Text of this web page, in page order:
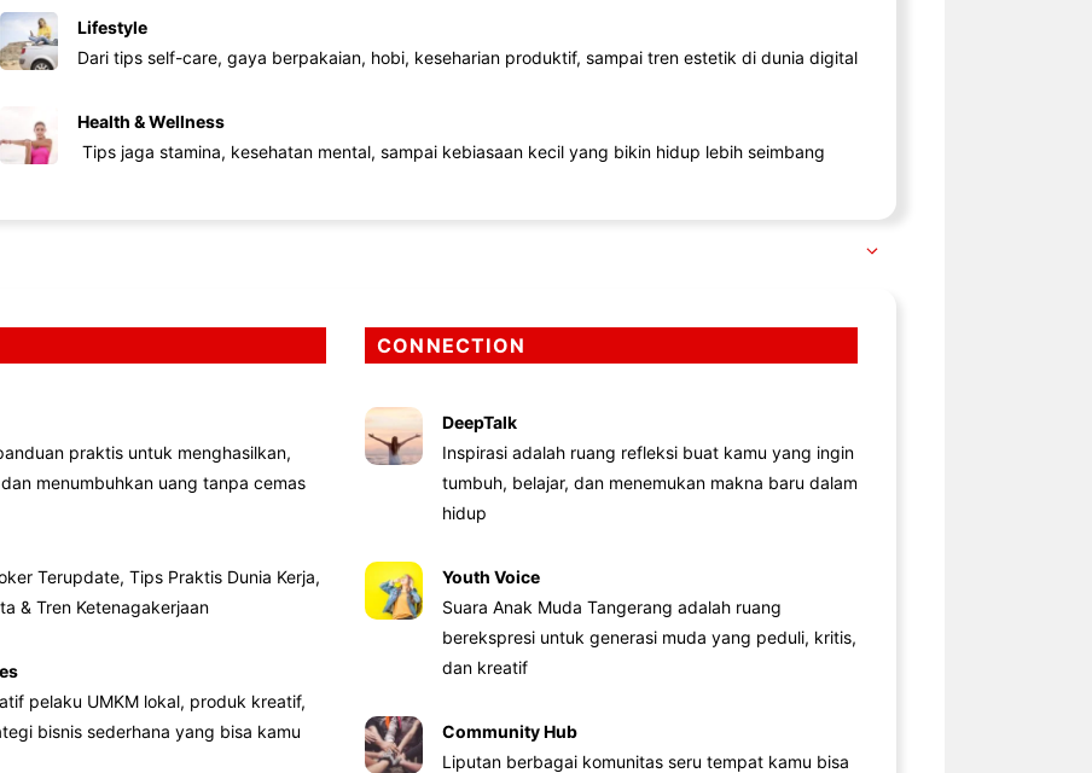
Lifestyle
Dari tips self-care, gaya berpakaian, hobi, keseharian produktif, sampai tren estetik di dunia digital
Health & Wellness
Tips jaga stamina, kesehatan mental, sampai kebiasaan kecil yang bikin hidup lebih seimbang
praktis untuk menghasilkan,
menumbuhkan uang tanpa cemas
Terupdate, Tips Praktis Dunia Kerja,
& Tren Ketenagakerjaan
pelaku UMKM lokal, produk kreatif,
bisnis sederhana yang bisa kamu
CONNECTION
DeepTalk
Inspirasi adalah ruang refleksi buat kamu yang ingin
tumbuh, belajar, dan menemukan makna baru dalam
hidup
Youth Voice
Suara Anak Muda Tangerang adalah ruang
berekspresi untuk generasi muda yang peduli, kritis,
dan kreatif
Community Hub
Liputan berbagai komunitas seru tempat kamu bisa